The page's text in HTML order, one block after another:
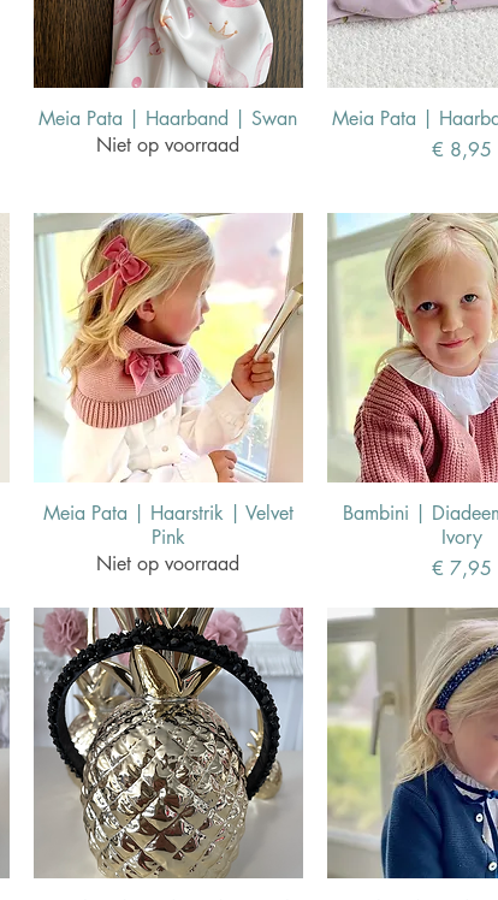
Meia Pata | Haarband | Swan
Niet op voorraad
Meia Pata |
Prijs
€ 8,95
Meia Pata | Haarstrik | Velvet
Pink
Niet op voorraad
Bambini |
Ivory
Prijs
€ 7,95